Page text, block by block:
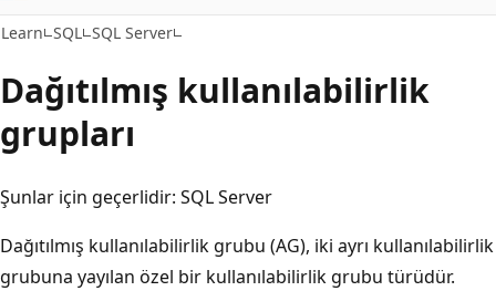
Learn SQL SQL Server
Dağıtılmış kullanılabilirlik
grupları
Şunlar için geçerlidir: SQL Server
Dağıtılmış kullanılabilirlik grubu (AG), iki ayrı kullanılabilirlik
grubuna yayılan özel bir kullanılabilirlik grubu türüdür.